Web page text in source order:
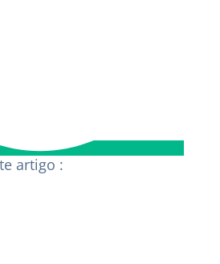
artigo :